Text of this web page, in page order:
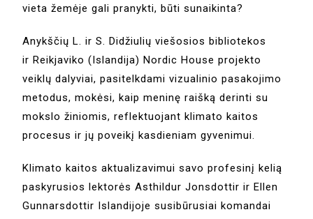
vieta žemėje gali pranykti, būti sunaikinta?
Anykščių L. ir S. Didžiulių viešosios bibliotekos
irReikjaviko (Islandija) Nordic House projekto
veiklų dalyviai, pasitelkdami vizualinio pasakojimo
metodus, mokėsi, kaip meninę raišką derinti su
mokslo žiniomis, reflektuojant klimato kaitos
procesus ir jų poveikį kasdieniam gyvenimui.
Klimato kaitos aktualizavimui savo profesinį kelią
paskyrusios lektorės Asthildur Jonsdottir ir Ellen
Gunnarsdottir Islandijoje susibūrusiai komandai